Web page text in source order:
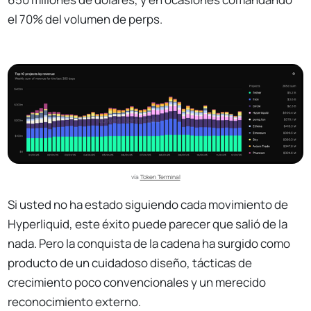
el 70% del volumen de perps.
vía Token Terminal
Si usted no ha estado siguiendo cada movimiento de
Hyperliquid, este éxito puede parecer que salió de la
nada. Pero la conquista de la cadena ha surgido como
producto de un cuidadoso diseño, tácticas de
crecimiento poco convencionales y un merecido
reconocimiento externo.